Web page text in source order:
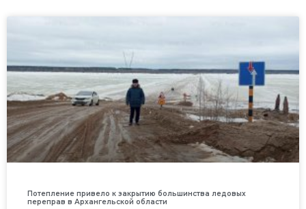
Потепление привело к закрытию большинства ледовых
переправ в Архангельской области